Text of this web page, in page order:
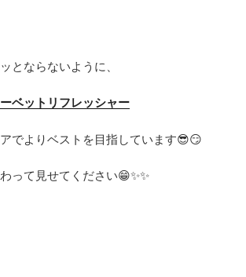
とならないように、
ベットリフレッシャー
でよりベストを目指しています😎😏
って見せてください😁✨✨